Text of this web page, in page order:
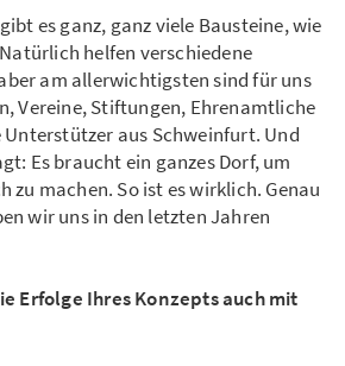
es ganz, ganz viele Bausteine, wie
helfen verschiedene
am allerwichtigsten sind für uns
Vereine, Stiftungen, Ehrenamtliche
Unterstützer aus Schweinfurt. Und
Es braucht ein ganzes Dorf, um
zu machen. So ist es wirklich. Genau
wir uns in den letzten Jahren
Erfolge Ihres Konzepts auch mit